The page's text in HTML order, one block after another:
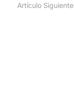
Artículo Siguiente